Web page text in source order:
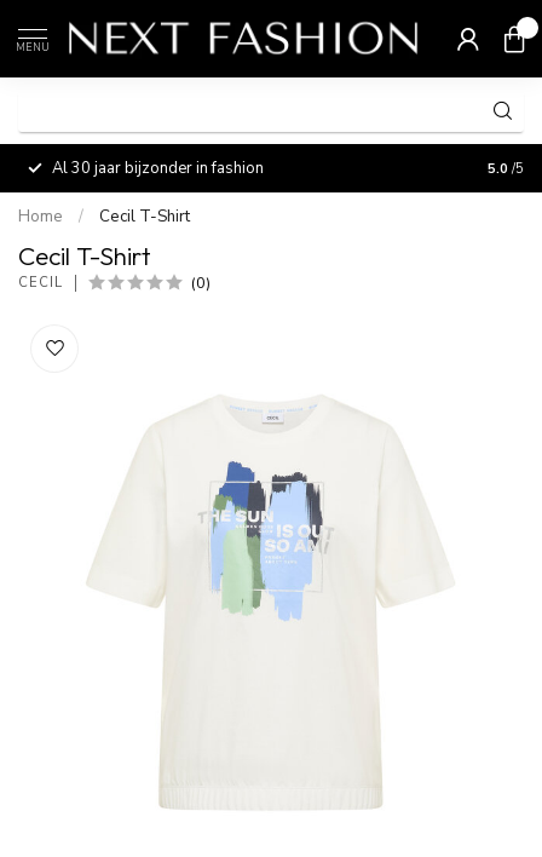
MENU
Al 30 jaar bijzonder in fashion 5.0 /5
Home / Cecil T-Shirt
Cecil T-Shirt
CECIL (0)